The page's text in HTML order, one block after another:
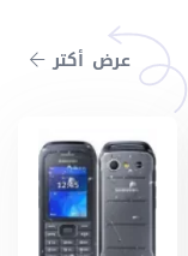
عرض أكتر